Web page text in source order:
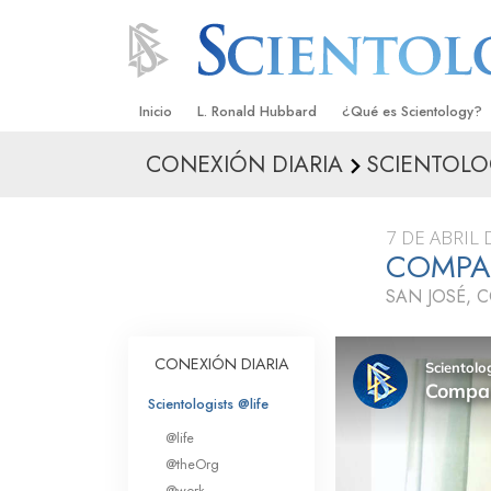
Inicio L. Ronald Hubbard ¿Qué es Scientology?
Creencias y Prácticas
Qué dicen los
Scientology
Conoce a un
Dentro de una Iglesia
Los Principios
Una Introducción a
CONEXIÓN DIARIA
7 DE ABRIL
SAN JOSÉ,
CONEXIÓN DIARIA
Scientologists @life
@life
@theOrg